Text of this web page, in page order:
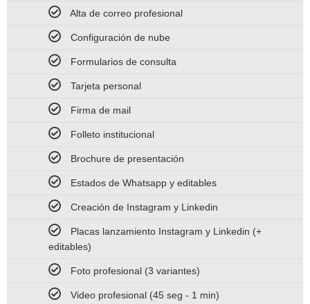
Alta de correo profesional
Configuración de nube
Formularios de consulta
Tarjeta personal
Firma de mail
Folleto institucional
Brochure de presentación
Estados de Whatsapp y editables
Creación de Instagram y Linkedin
Placas lanzamiento Instagram y Linkedin (+
editables)
Foto profesional (3 variantes)
Video profesional (45 seg - 1 min)